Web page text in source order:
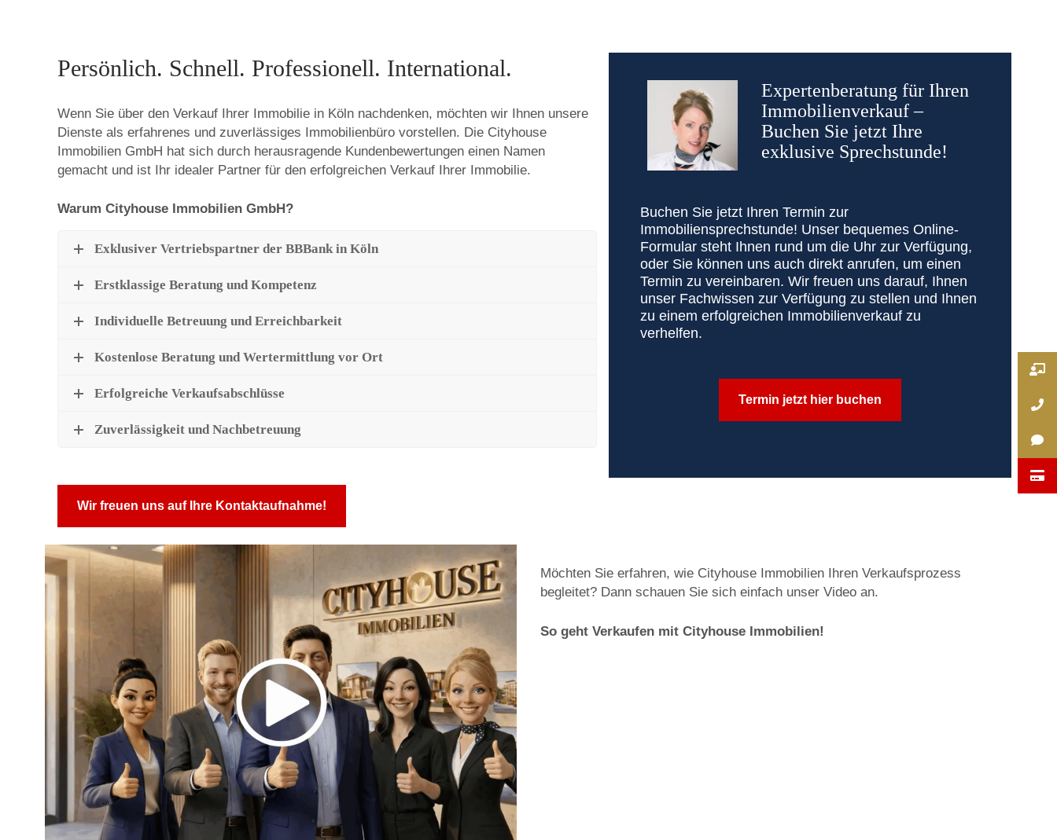
m
m
e
n
Persönlich. Schnell. Professionell. International.
Wenn Sie über den Verkauf Ihrer Immobilie in Köln nachdenken, möchten wir Ihnen unsere
Dienste als erfahrenes und zuverlässiges Immobilienbüro vorstellen. Die Cityhouse
Immobilien GmbH hat sich durch herausragende Kundenbewertungen einen Namen
gemacht und ist Ihr idealer Partner für den erfolgreichen Verkauf Ihrer Immobilie.
Warum Cityhouse Immobilien GmbH?
Exklusiver Vertriebspartner der BBBank in Köln
Erstklassige Beratung und Kompetenz
Individuelle Betreuung und Erreichbarkeit
Kostenlose Beratung und Wertermittlung vor Ort
Erfolgreiche Verkaufsabschlüsse
Zuverlässigkeit und Nachbetreuung
Wir freuen uns auf Ihre Kontaktaufnahme!
Expertenberatung für Ihren
Immobilienverkauf –
Buchen Sie jetzt Ihre
exklusive Sprechstunde!
Buchen Sie jetzt Ihren Termin zur
Immobiliensprechstunde! Unser bequemes Online-
Formular steht Ihnen rund um die Uhr zur Verfügung,
oder Sie können uns auch direkt anrufen, um einen
Termin zu vereinbaren. Wir freuen uns darauf, Ihnen
unser Fachwissen zur Verfügung zu stellen und Ihnen
zu einem erfolgreichen Immobilienverkauf zu
verhelfen.
Termin jetzt hier buchen
Möchten Sie erfahren, wie Cityhouse Immobilien Ihren Verkaufsprozess
begleitet? Dann schauen Sie sich einfach unser Video an.
So geht Verkaufen mit Cityhouse Immobilien!